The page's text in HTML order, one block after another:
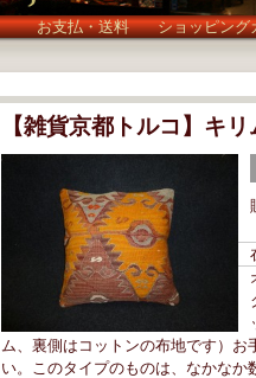
お支払・送料
ショッピング
【雑貨京都トルコ】キ
ム、裏側はコットンの布地です）
い。このタイプのものは、なかな